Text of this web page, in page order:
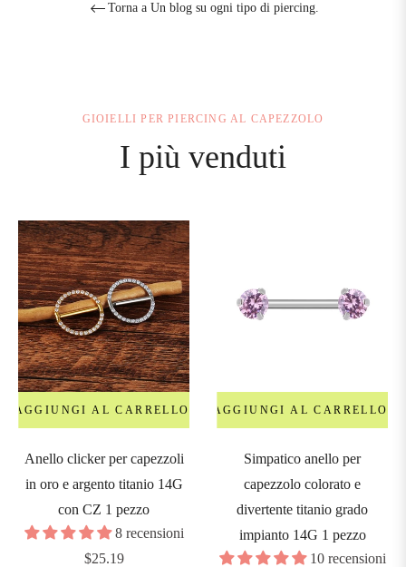
Torna a Un blog su ogni tipo di piercing.
GIOIELLI PER PIERCING AL CAPEZZOLO
I più venduti
AGGIUNGI AL CARRELLO
Anello clicker per capezzoli
in oro e argento titanio 14G
con CZ 1 pezzo
8 recensioni
Prezzo
$25.19
AGGIUNGI AL CARRELLO
Simpatico anello per
capezzolo colorato e
divertente titanio grado
impianto 14G 1 pezzo
10 recensioni